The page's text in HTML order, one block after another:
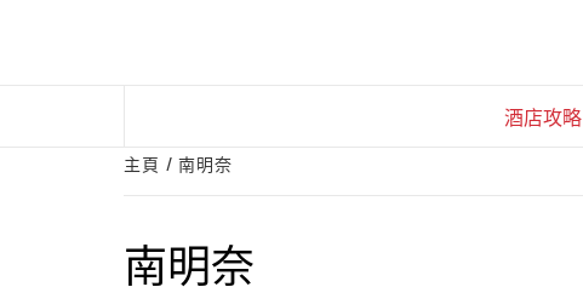
酒店攻略
主頁 南明奈
南明奈